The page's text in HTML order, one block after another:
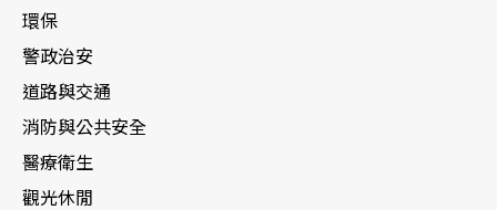
環保
警政治安
道路與交通
消防與公共安全
醫療衛生
觀光休閒